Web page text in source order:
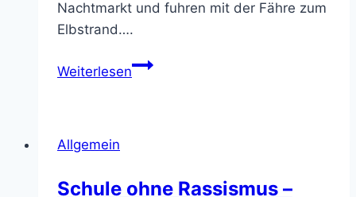
Nachtmarkt und fuhren mit der Fähre zum
Elbstrand….
WeiterlesenKlassenfahrt der
Allgemein
Schule ohne Rassismus –